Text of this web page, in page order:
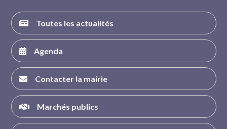
Toutes les actualités
Agenda
Contacter la mairie
Marchés publics